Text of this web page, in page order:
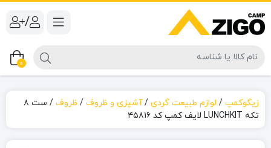
/
0
زیگوکمپ / لوازم طبیعت گردی /آشپزی و ظروف / ظروف /
ست ۸
تکه LUNCHKIT لایف کمپ کد ۴۵۸۱۶